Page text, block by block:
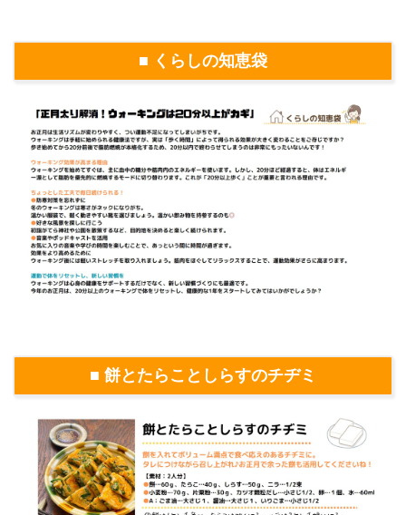
■ くらしの知恵袋
■ 餅とたらことしらすのチヂミ